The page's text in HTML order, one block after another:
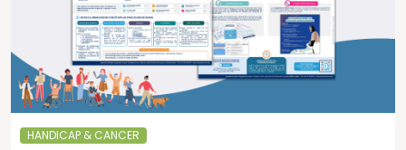
HANDICAP & CANCER